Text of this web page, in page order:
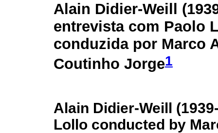
Alain Didier-Weill
entrevista com Paolo
conduzida por Marco
Coutinho Jorge1
Alain Didier-Weill
Lollo conducted by